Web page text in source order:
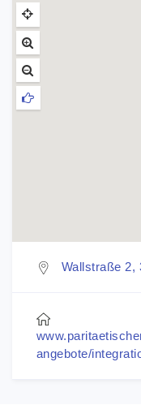
Wallstraße 2,
angebote/